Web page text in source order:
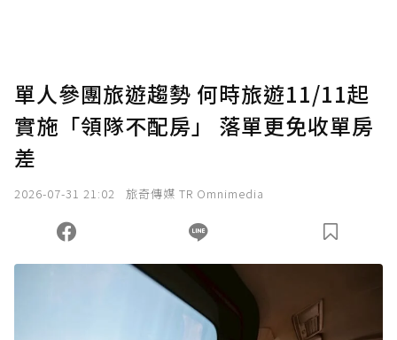
確認送出
您當前剩餘 U 利點數：0點；前往 購買點數
單人參團旅遊趨勢 何時旅遊11/11起
實施「領隊不配房」 落單更免收單房
差
2026-07-31 21:02 旅奇傳媒 TR Omnimedia